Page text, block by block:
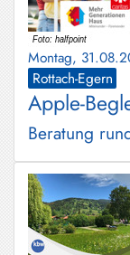
Montag,
Rottach-Egern
Apple-
Beratung